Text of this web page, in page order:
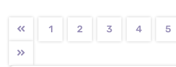
1 2 3 4 5